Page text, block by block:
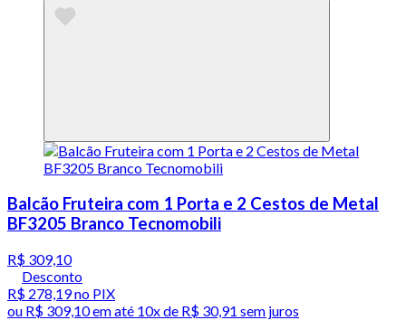
Balcão Fruteira com 1 Porta e 2 Cestos de Metal
BF3205 Branco Tecnomobili
R$ 309,10
Desconto
R$ 278,19no PIX
ou R$ 309,10em até 10x de R$ 30,91 sem juros